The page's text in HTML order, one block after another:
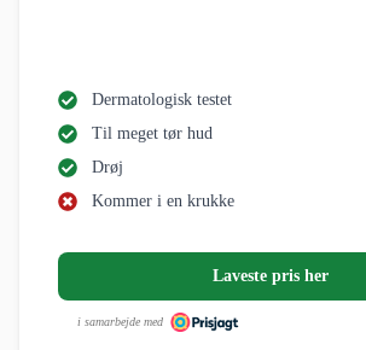
Dermatologisk testet
Til meget tør hud
Drøj
Kommer i en krukke
Laveste pris her
i samarbejde med